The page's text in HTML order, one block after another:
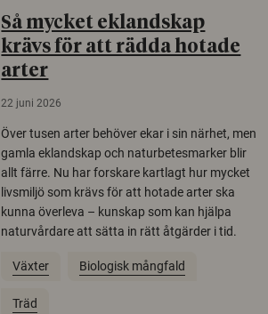
Så mycket eklandskap
krävs för att rädda hotade
arter
22 juni 2026
Över tusen arter behöver ekar i sin närhet, men
gamla eklandskap och naturbetesmarker blir
allt färre. Nu har forskare kartlagt hur mycket
livsmiljö som krävs för att hotade arter ska
kunna överleva – kunskap som kan hjälpa
naturvårdare att sätta in rätt åtgärder i tid.
Växter Biologisk mångfald
Träd